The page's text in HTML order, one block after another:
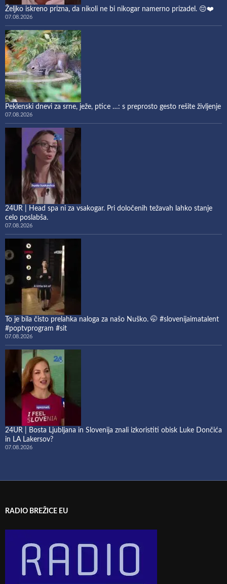
Željko iskreno prizna, da nikoli ne bi nikogar namerno prizadel. 😔❤️
07.08.2026
Peklenski dnevi za srne, ježe, ptice …: s preprosto gesto rešite življenje
07.08.2026
24UR | Head spa ni za vsakogar. Pri določenih težavah lahko stanje
celo poslabša.
07.08.2026
To je bila čisto prelahka naloga za našo Nuško. 🤭 #slovenijaimatalent
#poptvprogram #sit
07.08.2026
24UR | Bosta Ljubljana in Slovenija znali izkoristiti obisk Luke Dončića
in LA Lakersov?
07.08.2026
RADIO BREŽICE EU